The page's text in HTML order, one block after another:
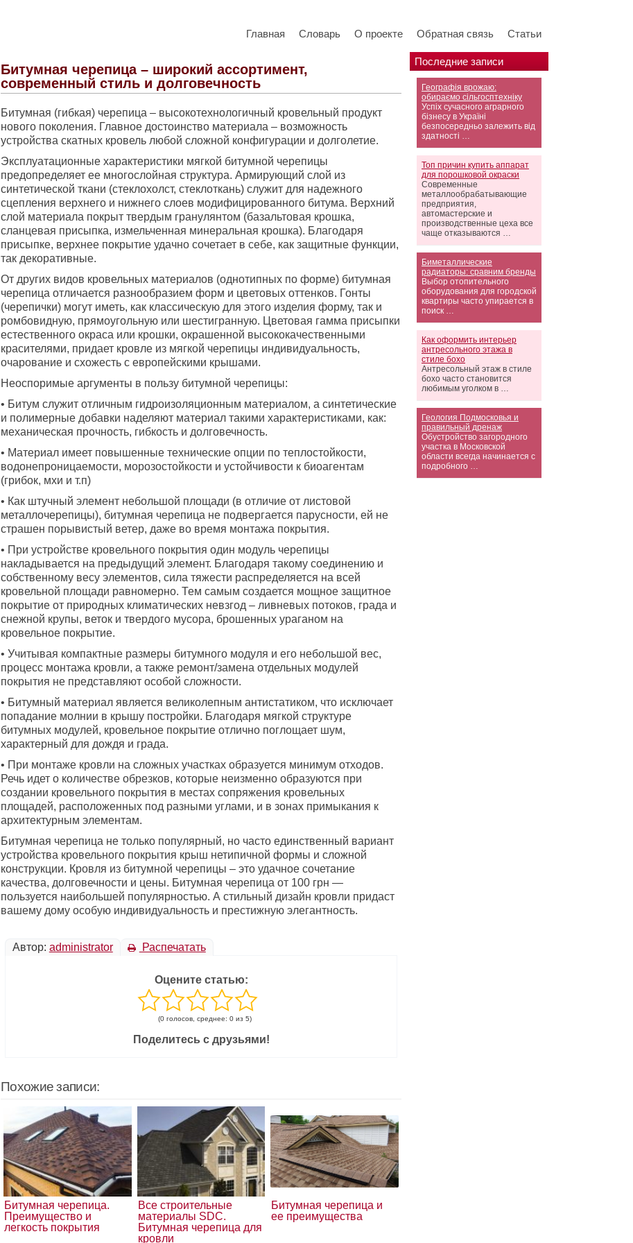
Главная Словарь О проекте Обратная связь Статьи
Последние записи
Географія врожаю:
обираємо сільгосптехніку
Успіх сучасного аграрного
бізнесу в Україні
безпосередньо залежить від
здатності …
Топ причин купить аппарат
для порошковой окраски
Современные
металлообрабатывающие
предприятия,
автомастерские и
производственные цеха все
чаще отказываются …
Биметаллические
радиаторы: сравним бренды
Выбор отопительного
оборудования для городской
квартиры часто упирается в
поиск …
Как оформить интерьер
антресольного этажа в
стиле бохо
Антресольный этаж в стиле
бохо часто становится
любимым уголком в …
Геология Подмосковья и
правильный дренаж
Обустройство загородного
участка в Московской
области всегда начинается с
подробного …
Битумная черепица – широкий ассортимент,
современный стиль и долговечность
Битумная (гибкая) черепица – высокотехнологичный кровельный продукт
нового поколения. Главное достоинство материала – возможность
устройства скатных кровель любой сложной конфигурации и долголетие.
Эксплуатационные характеристики мягкой битумной черепицы
предопределяет ее многослойная структура. Армирующий слой из
синтетической ткани (стеклохолст, стеклоткань) служит для надежного
сцепления верхнего и нижнего слоев модифицированного битума. Верхний
слой материала покрыт твердым гранулянтом (базальтовая крошка,
сланцевая присыпка, измельченная минеральная крошка). Благодаря
присыпке, верхнее покрытие удачно сочетает в себе, как защитные функции,
так декоративные.
От других видов кровельных материалов (однотипных по форме) битумная
черепица отличается разнообразием форм и цветовых оттенков. Гонты
(черепички) могут иметь, как классическую для этого изделия форму, так и
ромбовидную, прямоугольную или шестигранную. Цветовая гамма присыпки
естественного окраса или крошки, окрашенной высококачественными
красителями, придает кровле из мягкой черепицы индивидуальность,
очарование и схожесть с европейскими крышами.
Неоспоримые аргументы в пользу битумной черепицы:
• Битум служит отличным гидроизоляционным материалом, а синтетические
и полимерные добавки наделяют материал такими характеристиками, как:
механическая прочность, гибкость и долговечность.
• Материал имеет повышенные технические опции по теплостойкости,
водонепроницаемости, морозостойкости и устойчивости к биоагентам
(грибок, мхи и т.п)
• Как штучный элемент небольшой площади (в отличие от листовой
металлочерепицы), битумная черепица не подвергается парусности, ей не
страшен порывистый ветер, даже во время монтажа покрытия.
• При устройстве кровельного покрытия один модуль черепицы
накладывается на предыдущий элемент. Благодаря такому соединению и
собственному весу элементов, сила тяжести распределяется на всей
кровельной площади равномерно. Тем самым создается мощное защитное
покрытие от природных климатических невзгод – ливневых потоков, града и
снежной крупы, веток и твердого мусора, брошенных ураганом на
кровельное покрытие.
• Учитывая компактные размеры битумного модуля и его небольшой вес,
процесс монтажа кровли, а также ремонт/замена отдельных модулей
покрытия не представляют особой сложности.
• Битумный материал является великолепным антистатиком, что исключает
попадание молнии в крышу постройки. Благодаря мягкой структуре
битумных модулей, кровельное покрытие отлично поглощает шум,
характерный для дождя и града.
• При монтаже кровли на сложных участках образуется минимум отходов.
Речь идет о количестве обрезков, которые неизменно образуются при
создании кровельного покрытия в местах сопряжения кровельных
площадей, расположенных под разными углами, и в зонах примыкания к
архитектурным элементам.
Битумная черепица не только популярный, но часто единственный вариант
устройства кровельного покрытия крыш нетипичной формы и сложной
конструкции. Кровля из битумной черепицы – это удачное сочетание
качества, долговечности и цены. Битумная черепица от 100 грн —
пользуется наибольшей популярностью. А стильный дизайн кровли придаст
вашему дому особую индивидуальность и престижную элегантность.
Автор: administrator Распечатать
Оцените статью:
(0 голосов, среднее: 0 из 5)
Поделитесь с друзьями!
Похожие записи:
Битумная черепица.
Преимущество и
легкость покрытия
Все строительные
материалы SDC.
Битумная черепица для
кровли
Битумная черепица и
ее преимущества